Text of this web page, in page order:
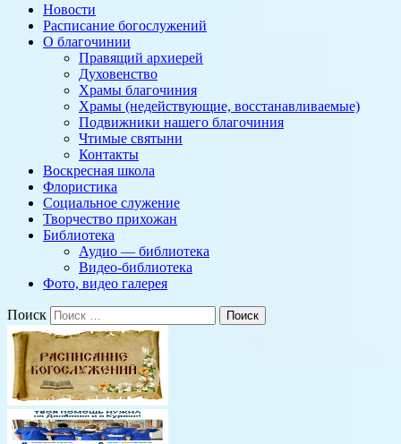
Новости
Расписание богослужений
О благочинии
Правящий архиерей
Духовенство
Храмы благочиния
Храмы (недействующие, восстанавливаемые)
Подвижники нашего благочиния
Чтимые святыни
Контакты
Воскресная школа
Флористика
Социальное служение
Творчество прихожан
Библиотека
Аудио — библиотека
Видео-библиотека
Фото, видео галерея
Поиск